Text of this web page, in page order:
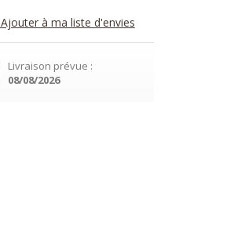
Ajouter à ma liste d'envies
Livraison prévue :
08/08/2026